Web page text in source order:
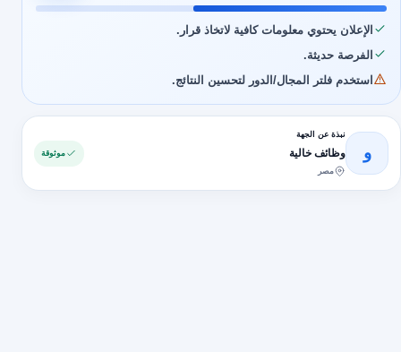
الإعلان يحتوي معلومات كافية لاتخاذ قرار.
الفرصة حديثة.
استخدم فلتر المجال/الدور لتحسين النتائج.
و
نبذة عن الجهة
وظائف خالية
مصر
موثوقة